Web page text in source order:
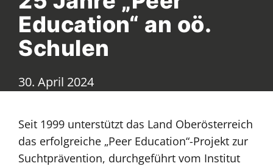
Education“ an oö.
Schulen
30. April 2024
Seit 1999 unterstützt das Land Oberösterreich
das erfolgreiche „Peer Education“-Projekt zur
Suchtprävention, durchgeführt vom Institut